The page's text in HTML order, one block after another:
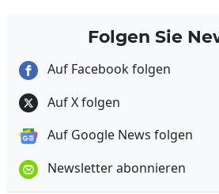
Folgen Sie
Auf Facebook folgen
Auf X folgen
Auf Google News folgen
Newsletter abonnieren